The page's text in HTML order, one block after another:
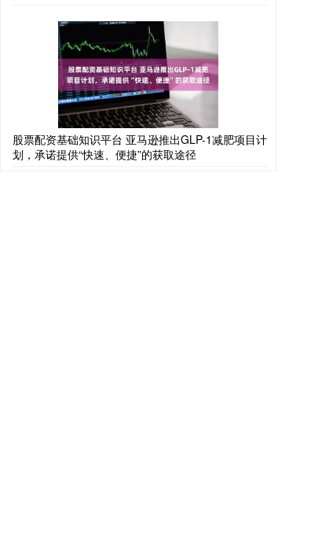
股票配资基础知识平台 亚马逊推出GLP-1减肥项目计
划，承诺提供“快速、便捷”的获取途径